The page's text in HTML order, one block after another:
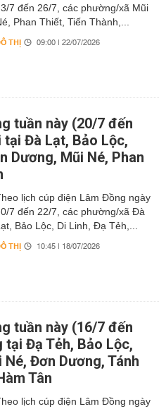
7 đến 26/7, các phường/xã Mũi
Phan Thiết, Tiến Thành,...
THỊ 09:00 | 22/07/2026
tuần này (20/7 đến
Đà Lạt, Bảo Lộc,
Dương, Mũi Né, Phan
lịch cúp điện Lâm Đồng ngày
7 đến 22/7, các phường/xã Đà
Bảo Lộc, Di Linh, Đạ Tẻh,...
THỊ 10:45 | 18/07/2026
tuần này (16/7 đến
Đạ Tẻh, Bảo Lộc,
Đơn Dương, Tánh
Tân
lịch cúp điện Lâm Đồng ngày